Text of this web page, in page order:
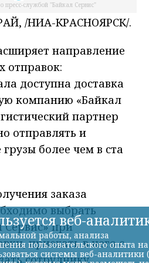
службой "Байкал Сервис"
/НИА-КРАСНОЯРСК/.
направление
отправок:
доступна доставка
компанию «Байкал
партнер